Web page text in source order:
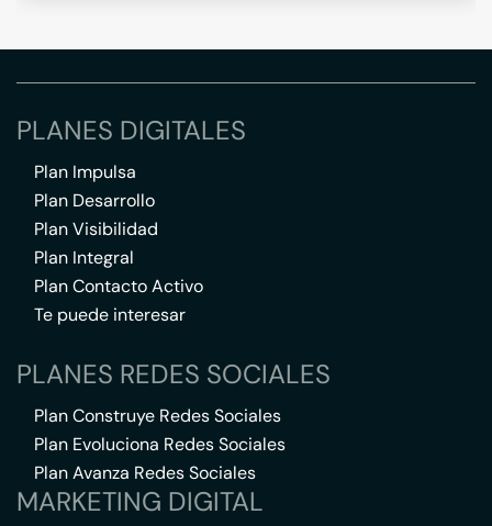
PLANES DIGITALES
Plan Impulsa
Plan Desarrollo
Plan Visibilidad
Plan Integral
Plan Contacto Activo
Te puede interesar
PLANES REDES SOCIALES
Plan Construye Redes Sociales
Plan Evoluciona Redes Sociales
Plan Avanza Redes Sociales
MARKETING DIGITAL